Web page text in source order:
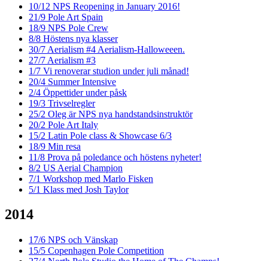
10/12 NPS Reopening in January 2016!
21/9 Pole Art Spain
18/9 NPS Pole Crew
8/8 Höstens nya klasser
30/7 Aerialism #4 Aerialism-Halloweeen.
27/7 Aerialism #3
1/7 Vi renoverar studion under juli månad!
20/4 Summer Intensive
2/4 Öppettider under påsk
19/3 Trivselregler
25/2 Oleg är NPS nya handstandsinstruktör
20/2 Pole Art Italy
15/2 Latin Pole class & Showcase 6/3
18/9 Min resa
11/8 Prova på poledance och höstens nyheter!
8/2 US Aerial Champion
7/1 Workshop med Marlo Fisken
5/1 Klass med Josh Taylor
2014
17/6 NPS och Vänskap
15/5 Copenhagen Pole Competition